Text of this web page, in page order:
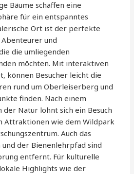
Bäume schaffen eine
für ein entspanntes
Ort ist der perfekte
und
die umliegenden
möchten. Mit interaktiven
können Besucher leicht die
rund um Oberleiserberg und
finden. Nach einem
der Natur lohnt sich ein Besuch
Attraktionen wie dem Wildpark
Auch das
und der Bienenlehrpfad sind
entfernt. Für kulturelle
Highlights wie der